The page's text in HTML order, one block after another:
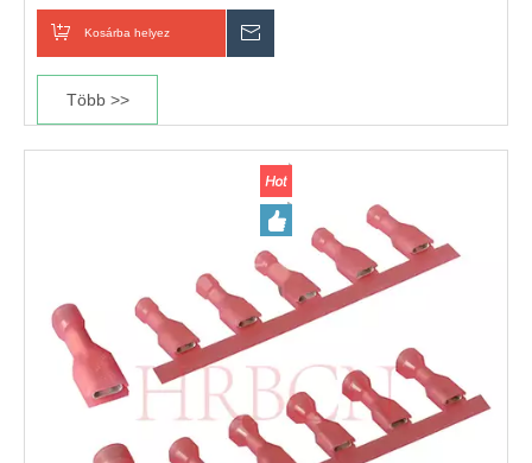
(0,32–0,82 mm²) vezetékek. Derékszögű zászlós
kialakításának köszönhetően kényelmes oldalsó
korrózióállóság érdekében ónozott sárgarézből és a
biztonság érdekében teljesen szigetelt nylon 66 hüvelyből
készült, 10A 300V névleges feszültséggel rendelkezik, és
-25°C és +105°C között működik. Alkalmas
gépjárművezetékekhez, háztartási cikkekhez, ipari
panelekhez és LED-es világításhoz. UL, RoHS, REACH
Kosárba helyez
Több >>